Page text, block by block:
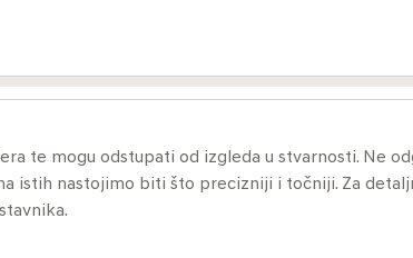
te mogu odstupati od izgleda u stvarnosti. Ne
istih nastojimo biti što precizniji i točniji. Za